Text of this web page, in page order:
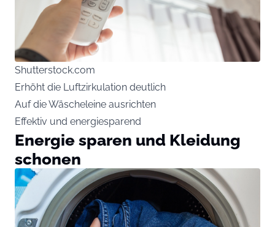
Shutterstock.com
Erhöht die Luftzirkulation deutlich
Auf die Wäscheleine ausrichten
Effektiv und energiesparend
Energie sparen und Kleidung
schonen